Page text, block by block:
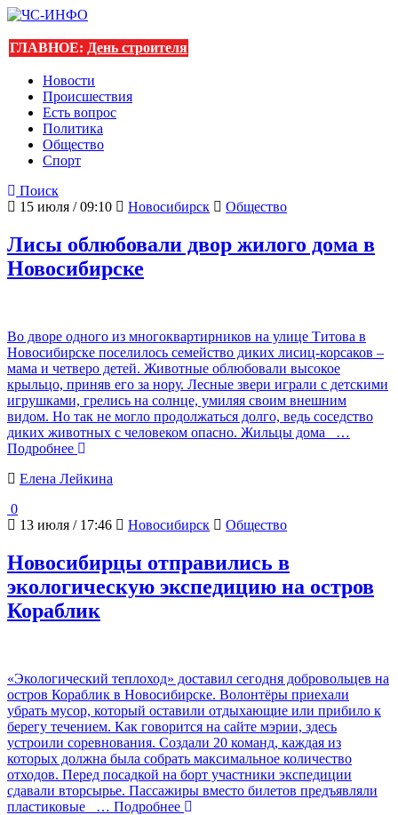
ГЛАВНОЕ: День строителя
Новости
Происшествия
Есть вопрос
Политика
Общество
Спорт
Поиск
15 июля / 09:10
Новосибирск Общество
Лисы облюбовали двор жилого дома в
Новосибирске
Во дворе одного из многоквартирников на улице Титова в
Новосибирске поселилось семейство диких лисиц-корсаков –
мама и четверо детей. Животные облюбовали высокое
крыльцо, приняв его за нору. Лесные звери играли с детскими
игрушками, грелись на солнце, умиляя своим внешним
видом. Но так не могло продолжаться долго, ведь соседство
диких животных с человеком опасно. Жильцы дома
…
Подробнее
Елена Лейкина
0
13 июля / 17:46
Новосибирск Общество
Новосибирцы отправились в
экологическую экспедицию на остров
Кораблик
«Экологический теплоход» доставил сегодня добровольцев на
остров Кораблик в Новосибирске. Волонтёры приехали
убрать мусор, который оставили отдыхающие или прибило к
берегу течением. Как говорится на сайте мэрии, здесь
устроили соревнования. Создали 20 команд, каждая из
которых должна была собрать максимальное количество
отходов. Перед посадкой на борт участники экспедиции
сдавали вторсырье. Пассажиры вместо билетов предъявляли
пластиковые
… Подробнее